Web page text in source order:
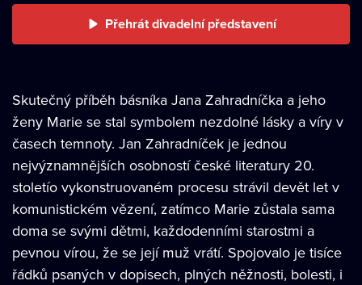
Přehrát divadelní představení
Skutečný příběh básníka Jana Zahradníčka a jeho
ženy Marie se stal symbolem nezdolné lásky a víry v
časech temnoty. Jan Zahradníček je jednou
nejvýznamnějších osobností české literatury 20.
stoletío vykonstruovaném procesu strávil devět let v
komunistickém vězení, zatímco Marie zůstala sama
doma se svými dětmi, každodenními starostmi a
pevnou vírou, že se její muž vrátí. Spojovalo je tisíce
řádků psaných v dopisech, plných něžnosti, bolesti, i